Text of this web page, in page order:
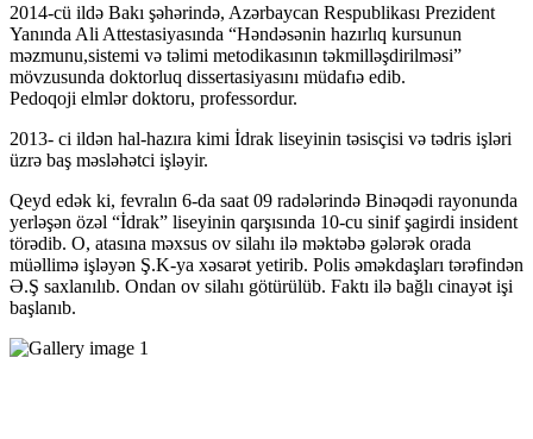
2014-cü ildə Bakı şəhərində, Azərbaycan Respublikası Prezident
Yanında Ali Attestasiyasında “Həndəsənin hazırlıq kursunun
məzmunu,sistemi və təlimi metodikasının təkmilləşdirilməsi”
mövzusunda doktorluq dissertasiyasını müdafıə edib.
Pedoqoji elmlər doktoru, professordur.
2013- ci ildən hal-hazıra kimi İdrak liseyinin təsisçisi və tədris işləri
üzrə baş məsləhətci işləyir.
Qeyd edək ki, fevralın 6-da saat 09 radələrində Binəqədi rayonunda
yerləşən özəl “İdrak” liseyinin qarşısında 10-cu sinif şagirdi insident
törədib. O, atasına məxsus ov silahı ilə məktəbə gələrək orada
müəllimə işləyən Ş.K-ya xəsarət yetirib. Polis əməkdaşları tərəfindən
Ə.Ş saxlanılıb. Ondan ov silahı götürülüb. Faktı ilə bağlı cinayət işi
başlanıb.